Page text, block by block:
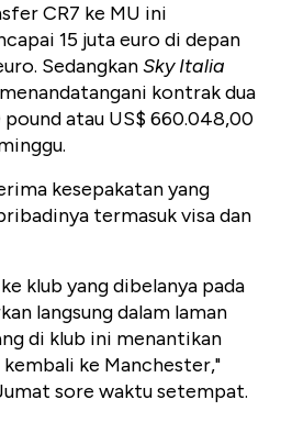
CR7 ke MU ini
15 juta euro di depan
SedangkanSky Italia
kontrak dua
atau US$ 660.048,00
kesepakatan yang
termasuk visa dan
klub yang dibelanya pada
langsung dalam laman
di klub ini menantikan
ke Manchester,"
sore waktu setempat.